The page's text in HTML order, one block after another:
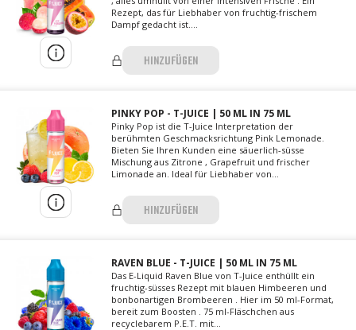
Rezept, das für Liebhaber von fruchtig-frischem
Dampf gedacht ist....
HINZUFÜGEN
PINKY POP - T-JUICE | 50 ML IN 75 ML
Pinky Pop ist die T-Juice Interpretation der
berühmten Geschmacksrichtung Pink Lemonade.
Bieten Sie Ihren Kunden eine säuerlich-süsse
Mischung aus Zitrone , Grapefruit und frischer
Limonade an. Ideal für Liebhaber von...
HINZUFÜGEN
RAVEN BLUE - T-JUICE | 50 ML IN 75 ML
Das E-Liquid Raven Blue von T-Juice enthüllt ein
fruchtig-süsses Rezept mit blauen Himbeeren und
bonbonartigen Brombeeren . Hier im 50 ml-Format,
bereit zum Boosten . 75 ml-Fläschchen aus
recyclebarem P.E.T. mit...